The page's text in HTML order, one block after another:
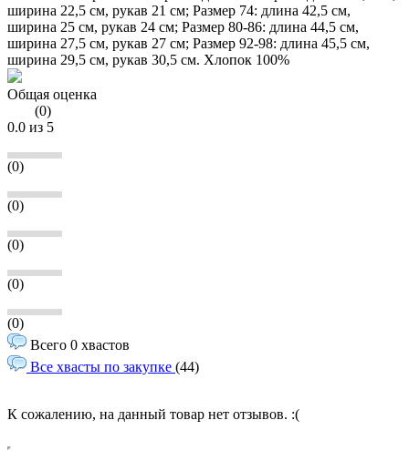
ширина 22,5 см, рукав 21 см; Размер 74: длина 42,5 см,
ширина 25 см, рукав 24 см; Размер 80-86: длина 44,5 см,
ширина 27,5 см, рукав 27 см; Размер 92-98: длина 45,5 см,
ширина 29,5 см, рукав 30,5 см. Хлопок 100%
Общая оценка
(0)
0.0 из 5
(0)
(0)
(0)
(0)
(0)
Всего 0 хвастов
Все хвасты по закупке (44)
К сожалению, на данный товар нет отзывов. :(